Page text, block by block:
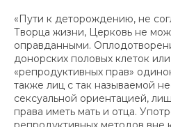
«Пути к деторождению, не
Творца жизни, Церковь не
оправданными.
донорских половых клеток
«репродуктивных прав»
также лиц с так называемой
сексуальной ориентацией,
права иметь мать и отца.